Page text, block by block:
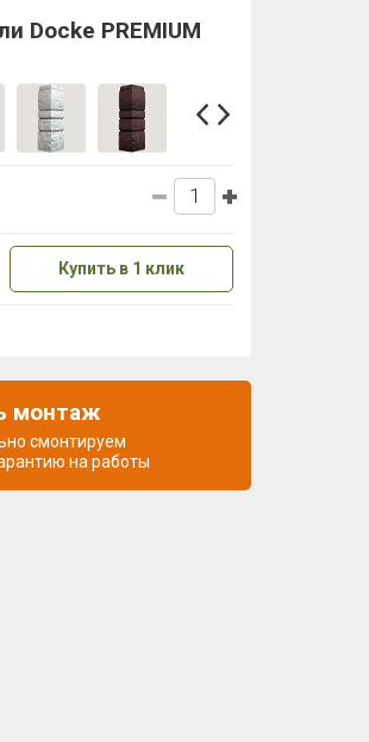
Docke PREMIUM
Купить в 1 клик
монтаж
смонтируем
на работы